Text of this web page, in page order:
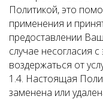
Политикой, это
применения и
предоставлении
случае несогласия
воздержаться от
1.4. Настоящая
заменена или